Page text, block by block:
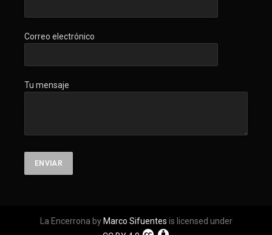
Correo electrónico
Tu mensaje
La Encerrona by Marco Sifuentes is licensed under